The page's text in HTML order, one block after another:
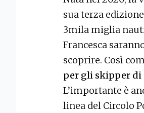
sua terza
3mila miglia
Francesca
scoprire. Così
per gli skipper di
L’importante è
linea del Circolo